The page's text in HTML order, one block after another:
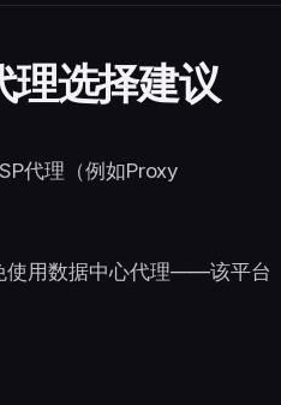
选择建议
代理（例如Proxy
使用数据中心代理——该平台